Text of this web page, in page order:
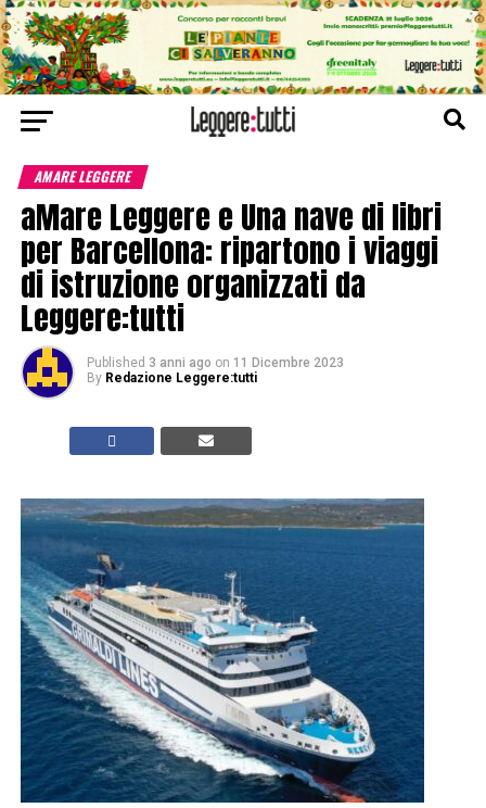
AMARE LEGGERE
aMare Leggere e Una nave di libri
per Barcellona: ripartono i viaggi
di istruzione organizzati da
Leggere:tutti
Published 3 anni ago on 11 Dicembre 2023
By Redazione Leggere:tutti